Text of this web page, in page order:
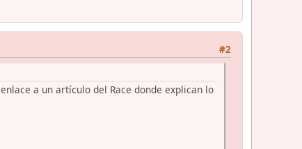
#2
a un artículo del Race donde explican lo